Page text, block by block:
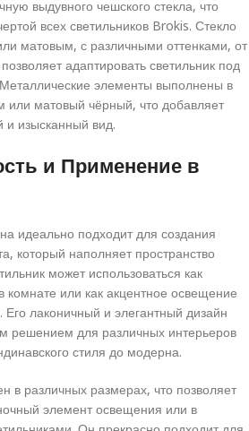
выдувного чешского стекла, что
всех светильников Brokis. Стекло
матовым, с различными оттенками, от
адаптировать светильник под
элементы выполнены в
или матовый чёрный, что добавляет
и изысканный вид.
и Применение в
идеально подходит для создания
который наполняет пространство
может использоваться как
комнате или как акцентное освещение
лаконичный и элегантный дизайн
решением для различных интерьеров
стиля до модерна.
в различных размерах, что позволяет
элемент освещения или в